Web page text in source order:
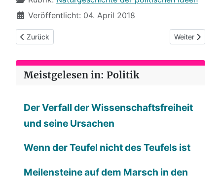
Veröffentlicht: 04. April 2018
Vorheriger Beitrag: (36) Holla, die Datenfee
Zurück Nächster
Weiter
Meistgelesen in: Politik
Der Verfall der Wissenschaftsfreiheit
und seine Ursachen
Wenn der Teufel nicht des Teufels ist
Meilensteine auf dem Marsch in den